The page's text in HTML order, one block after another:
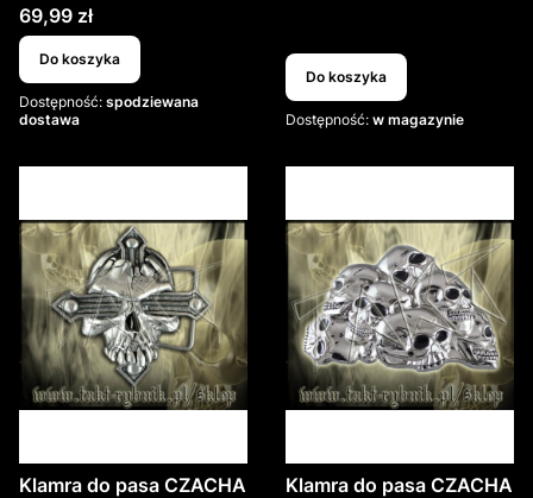
Cena
69,99 zł
Do koszyka
Dostępność: spodziewana
dostawa
Do koszyka
Dostępność: w magazynie
Klamra do pasa CZACHA
Klamra do pasa CZACHA